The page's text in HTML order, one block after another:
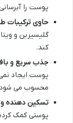
پوست را
حاوی ترکیبات
کند.
جذب سریع و
پوست ایجاد
محسوب می
تسکین دهنده
پوستی کمک